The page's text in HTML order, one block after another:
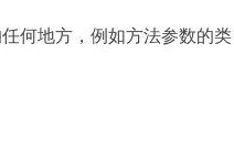
何地方，例如方法参数的类